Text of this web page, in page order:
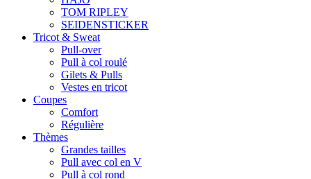
TOM RIPLEY
SEIDENSTICKER
Tricot & Sweat
Pull-over
Pull à col roulé
Gilets & Pulls
Vestes en tricot
Coupes
Comfort
Régulière
Thèmes
Grandes tailles
Pull avec col en V
Pull à col rond